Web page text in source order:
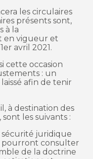
les circulaires
présents sont,
à la
en vigueur et
avril 2021.
cette occasion
: un
afin de tenir
à destination des
les suivants :
juridique
pourront consulter
de la doctrine